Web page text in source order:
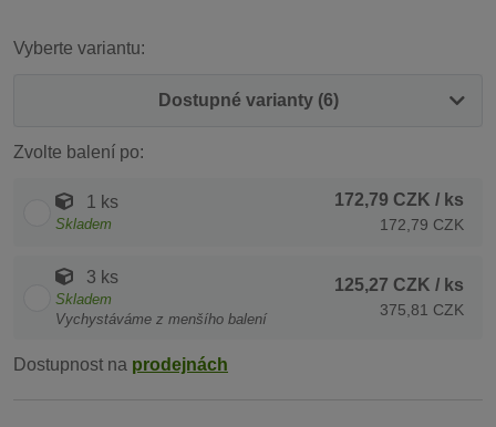
Vyberte variantu:
Dostupné varianty (6)
Zvolte balení po:
1 ks
Skladem
172,79 CZK / ks
172,79 CZK
3 ks
Skladem
Vychystáváme z menšího balení
125,27 CZK / ks
375,81 CZK
Dostupnost na prodejnách